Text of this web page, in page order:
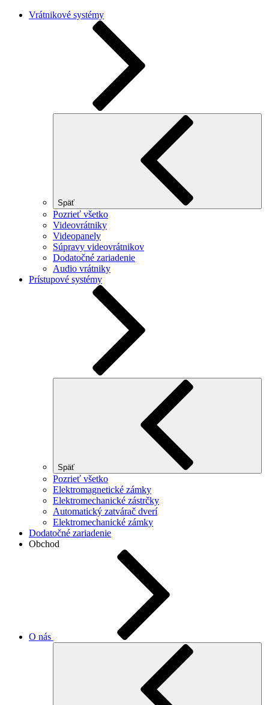
Vrátnikové systémy
Späť
Pozrieť všetko
Videovrátniky
Videopanely
Súpravy videovrátnikov
Dodatočné zariadenie
Audio vrátniky
Prístupové systémy
Späť
Pozrieť všetko
Elektromagnetické zámky
Elektromechanické zástrčky
Automatický zatvárač dverí
Elektromechanické zámky
Dodatočné zariadenie
Obchod
O nás